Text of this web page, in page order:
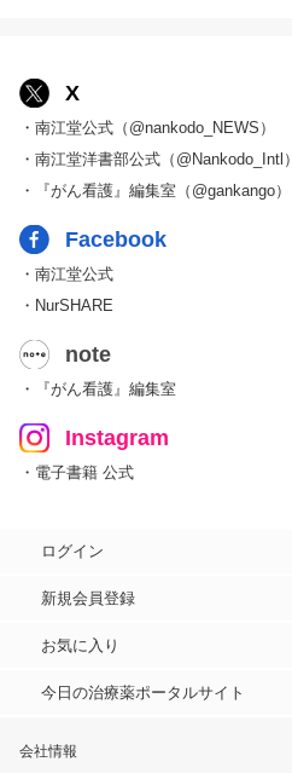
X
・南江堂公式（@nankodo_NEWS）
・南江堂洋書部公式（@Nankodo_Intl）
・『がん看護』編集室（@gankango）
Facebook
・南江堂公式
・NurSHARE
note
・『がん看護』編集室
Instagram
・電子書籍 公式
ログイン
新規会員登録
お気に入り
今日の治療薬ポータルサイト
会社情報